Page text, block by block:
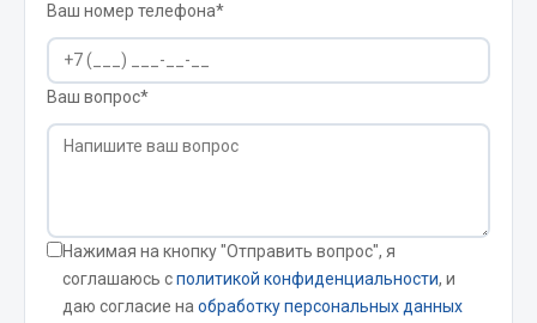
Весь раздел
РТИ
Кольца уплотнительные
Паронит
Патрубки
Прокладки
Ваш номер телефона*
Ваш вопрос*
Нажимая на кнопку "Отправить вопрос", я
соглашаюсь сполитикой конфиденциальности, и
даю согласие на обработку персональных данных